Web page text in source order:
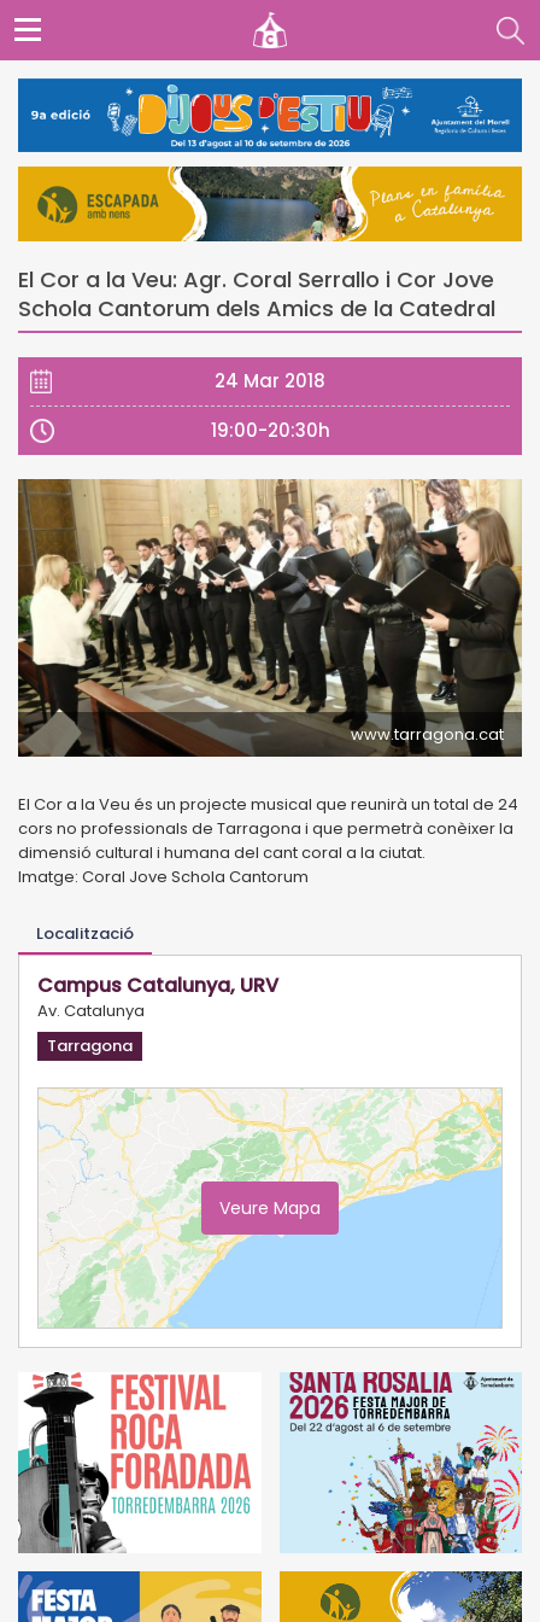
El Cor a la Veu: Agr. Coral Serrallo i Cor Jove
Schola Cantorum dels Amics de la Catedral
24 Mar 2018
19:00-20:30h
www.tarragona.cat
El Cor a la Veu és un projecte musical que reunirà un total de 24
cors no professionals de Tarragona i que permetrà conèixer la
dimensió cultural i humana del cant coral a la ciutat.
Imatge: Coral Jove Schola Cantorum
Localització
Campus Catalunya, URV
Av. Catalunya
Tarragona
Veure Mapa